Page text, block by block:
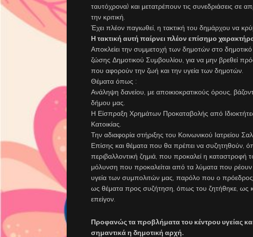
ταυτόχρονα) και μετατρέπουν τις συνεδριάσεις
την κριτική.
Έχει πλέον παγιωθεί, η τακτική του δημάρχου να
Η τακτική αυτή παίρνει πλέον επίσημο
Αποκλείει την συμμετοχή των δημοτών στο
ζώσης Δημοτικού Συμβουλίου, για να μην βρεθεί
που αφορούν την ζωή και την υγεία των δημοτών.
Θέματα όπως :
Ανάληψη δανείου, με αποικιοκρατικούς όρους,
δήμου μας.
Η Είσπραξη Χρημάτων Προκαταβολής από
Κατοικίας.
Την αδιαφορία στήριξης του Κοινωνικού Ιατρείου
Επίσης και θέματα που θα πρέπει να συζητηθούν,
περιβαλλοντική ζημιά, που προκαλεί η καταστροφή
μόλυνση που προκαλείται από τα λύματα που
υγεία των συμπολιτών μας, παρόλο που ο
ως θέματα προς συζήτηση, όπως του ζητήθηκε, ως
επείγον.
Προφανώς τα προβλήματα του κέντρου υγείας
σημαντικά η δημοτική αρχή.